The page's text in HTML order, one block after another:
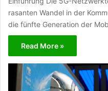
rasanten Wandel in der
die fünfte Generation der
Read More »